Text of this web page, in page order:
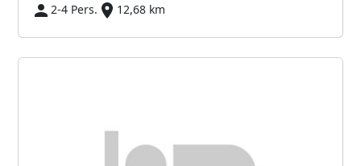
2-4 Pers.
12,68 km